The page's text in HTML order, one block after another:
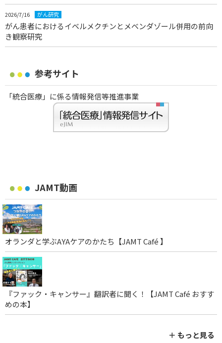
2026/7/16 がん研究
がん患者におけるイベルメクチンとメベンダゾール併用の前向
き観察研究
参考サイト
「統合医療」に係る情報発信等推進事業
JAMT動画
オランダと学ぶAYAケアのかたち【JAMT Café 】
『ファック・キャンサー』翻訳者に聞く！【JAMT Café おすす
めの本】
＋ もっと見る